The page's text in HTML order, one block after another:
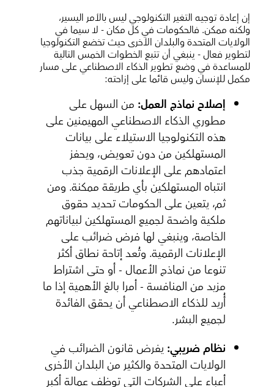
إن إعادة توجيه التغير التكنولوجي ليس بالأمر اليسير،
ولكنه ممكن. فالحكومات في كل مكان - لا سيما في
الولايات المتحدة والبلدان الأخرى حيث تخضع التكنولوجيا
لتطوير فعال - ينبغي أن تتبع الخطوات الخمس التالية
للمساعدة في وضع تطوير الذكاء الاصطناعي على مسار
مكمل للإنسان وليس قائما على إزاحته:
إصلاح نماذج العمل: من السهل على
مطوري الذكاء الاصطناعي المهيمنين على
هذه التكنولوجيا الاستيلاء على بيانات
المستهلكين من دون تعويض، ويحفز
اعتمادهم على الإعلانات الرقمية جذب
انتباه المستهلكين بأي طريقة ممكنة. ومن
ثم، يتعين على الحكومات تحديد حقوق
ملكية واضحة لجميع المستهلكين لبياناتهم
الخاصة، وينبغي لها فرض ضرائب على
الإعلانات الرقمية. وتُعد إتاحة نطاق أكثر
تنوعا من نماذج الأعمال - أو حتى اشتراط
مزيد من المنافسة - أمرا بالغ الأهمية إذا ما
أُريد للذكاء الاصطناعي أن يحقق الفائدة
لجميع البشر.
نظام ضريبي:يفرض قانون الضرائب في
الولايات المتحدة والكثير من البلدان الأخرى
أعباء على الشركات التي توظف عمالة أكبر